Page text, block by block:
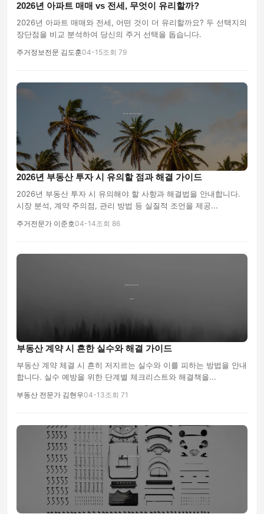
2026년 아파트 매매 vs 전세, 무엇이 유리할까?
2026년 아파트 매매와 전세, 어떤 것이 더 유리할까요? 두 선택지의
장단점을 비교 분석하여 당신의 주거 선택을 돕습니다.
주거정보전문 김도훈04-15조회 79
2026년 부동산 투자 시 유의할 점과 해결 가이드
2026년 부동산 투자 시 유의해야 할 사항과 해결법을 안내합니다.
시장 분석, 계약 주의점, 관리 방법 등 실질적 조언을 제공...
주거전문가 이준호04-14조회 86
부동산 계약 시 흔한 실수와 해결 가이드
부동산 계약 체결 시 흔히 저지르는 실수와 이를 피하는 방법을 안내
합니다. 실수 예방을 위한 단계별 체크리스트와 해결책을...
부동산 전문가 김현우04-13조회 71